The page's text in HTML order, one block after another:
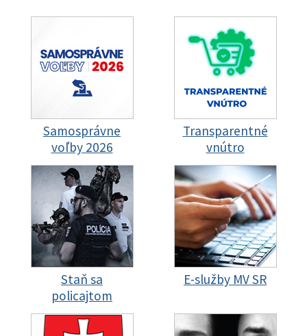
Samosprávne
voľby 2026
Transparentné
vnútro
Staň sa
policajtom
E-služby MV SR